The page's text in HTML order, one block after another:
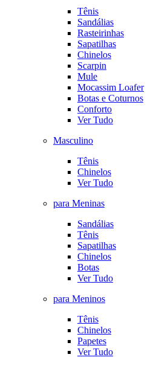
Tênis
Sandálias
Rasteirinhas
Sapatilhas
Chinelos
Scarpin
Mule
Mocassim Loafer
Botas e Coturnos
Conforto
Ver Tudo
Masculino
Tênis
Chinelos
Ver Tudo
para Meninas
Sandálias
Tênis
Sapatilhas
Chinelos
Botas
Ver Tudo
para Meninos
Tênis
Chinelos
Papetes
Ver Tudo